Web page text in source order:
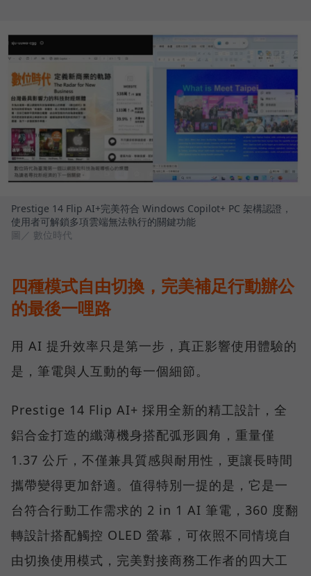
Prestige 14 Flip AI+完美符合 Windows Copilot+ PC 架構認證，
使用者可解鎖多項雲端無法執行的關鍵功能
圖／ 數位時代
四種模式自由切換，完美補足行動辦公
的最後一哩路
用 AI 提升效率只是第一步，真正影響使用體驗的
是，筆電與人互動的每一個細節。
Prestige 14 Flip AI+ 採用全新的精工設計，全
鋁合金打造的纖薄機身搭配弧形圓角，重量僅
1.37 公斤，不僅兼具質感與耐用性，更讓長時間
攜帶變得更加舒適。值得特別一提的是，它是一
台符合行動工作需求的 2 in 1 AI 筆電，360 度翻
轉設計搭配觸控 OLED 螢幕，可依照不同情境自
由切換使用模式，完美對接商務工作者的四大工